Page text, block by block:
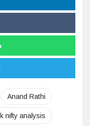
Anand Rathi
nifty analysis